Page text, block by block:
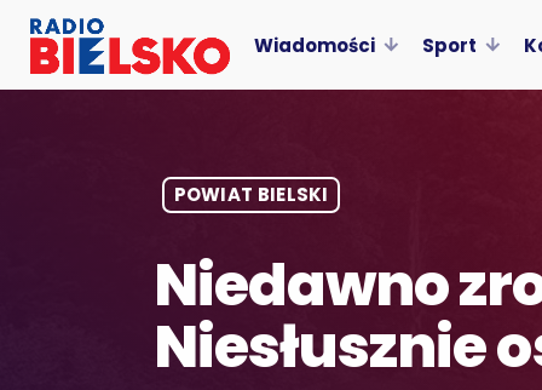
Wiadomości Sport
POWIAT BIELSKI
Niedawno
Niesłusznie